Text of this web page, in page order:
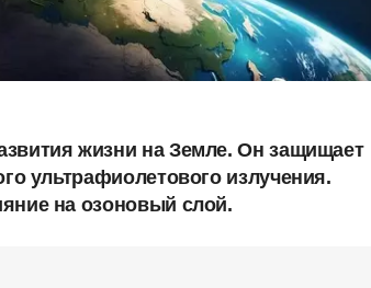
жизни на Земле. Он защищает
ультрафиолетового излучения.
на озоновый слой.